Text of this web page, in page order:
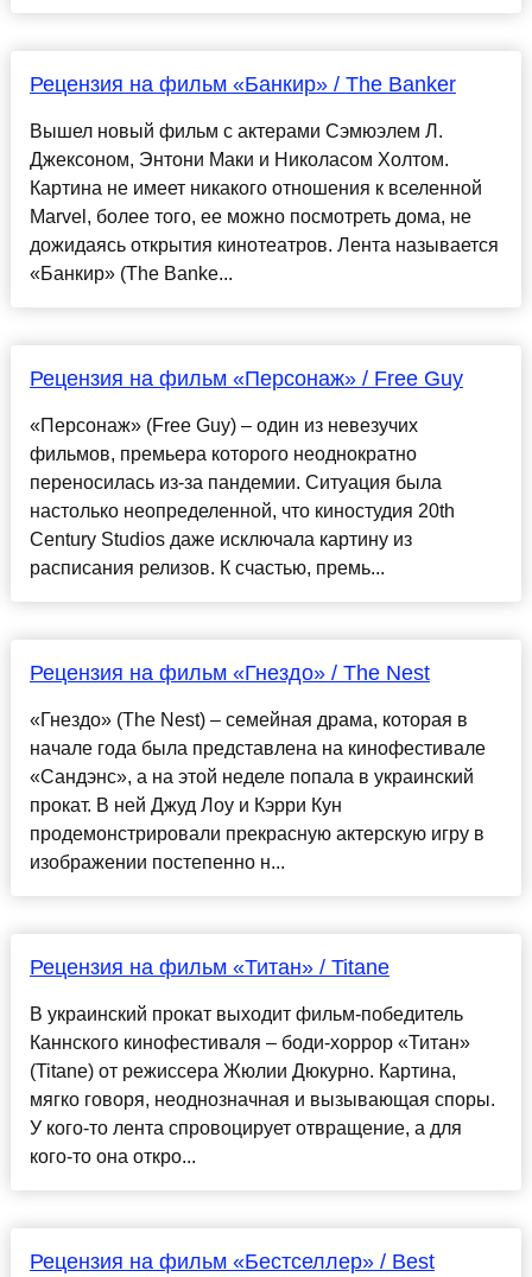
Рецензия на фильм «Банкир» / The Banker
Вышел новый фильм с актерами Сэмюэлем Л.
Джексоном, Энтони Маки и Николасом Холтом.
Картина не имеет никакого отношения к вселенной
Marvel, более того, ее можно посмотреть дома, не
дожидаясь открытия кинотеатров. Лента называется
«Банкир» (The Banke...
Рецензия на фильм «Персонаж» / Free Guy
«Персонаж» (Free Guy) – один из невезучих
фильмов, премьера которого неоднократно
переносилась из-за пандемии. Ситуация была
настолько неопределенной, что киностудия 20th
Century Studios даже исключала картину из
расписания релизов. К счастью, премь...
Рецензия на фильм «Гнездо» / The Nest
«Гнездо» (The Nest) – семейная драма, которая в
начале года была представлена на кинофестивале
«Сандэнс», а на этой неделе попала в украинский
прокат. В ней Джуд Лоу и Кэрри Кун
продемонстрировали прекрасную актерскую игру в
изображении постепенно н...
Рецензия на фильм «Титан» / Titane
В украинский прокат выходит фильм-победитель
Каннского кинофестиваля – боди-хоррор «Титан»
(Titane) от режиссера Жюлии Дюкурно. Картина,
мягко говоря, неоднозначная и вызывающая споры.
У кого-то лента спровоцирует отвращение, а для
кого-то она откро...
Рецензия на фильм «Бестселлер» / Best